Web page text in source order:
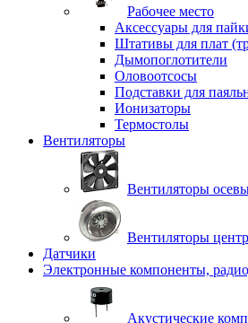
Рабочее место
Аксессуары для
Штативы для плат
Дымопоглотители
Оловоотсосы
Подставки для
Ионизаторы
Термостолы
Вентиляторы
Вентиляторы
Вентиляторы
Датчики
Электронные компоненты,
Акустические